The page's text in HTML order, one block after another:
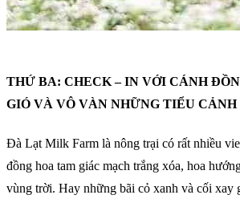
THỨ BA: CHECK – IN VỚI CÁNH
GIÓ VÀ VÔ VÀN NHỮNG TIỂU CẢNH
Đà Lạt Milk Farm là nông trại có rất nhiều
đồng hoa tam giác mạch trắng xóa, hoa
vùng trời. Hay những bãi cỏ xanh và cối xay